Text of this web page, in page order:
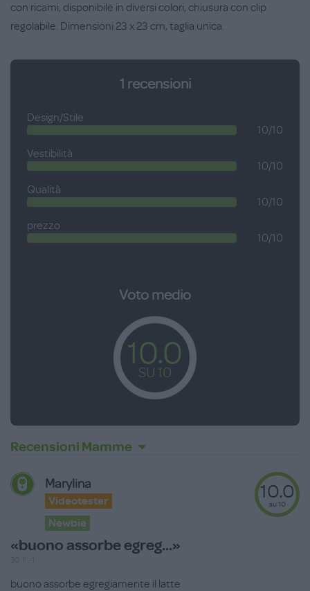
con ricami, disponibile in diversi colori, chiusura con clip
regolabile. Dimensioni 23 x 23 cm, taglia unica.
1 recensioni
Design/Stile
10/10
Vestibilità
10/10
Qualità
10/10
prezzo
10/10
Voto medio
10.0
SU 10
Recensioni Mamme
Marylina
Videotester
Newbie
«buono assorbe egreg...»
10.0
su 10
buono assorbe egregiamente il latte